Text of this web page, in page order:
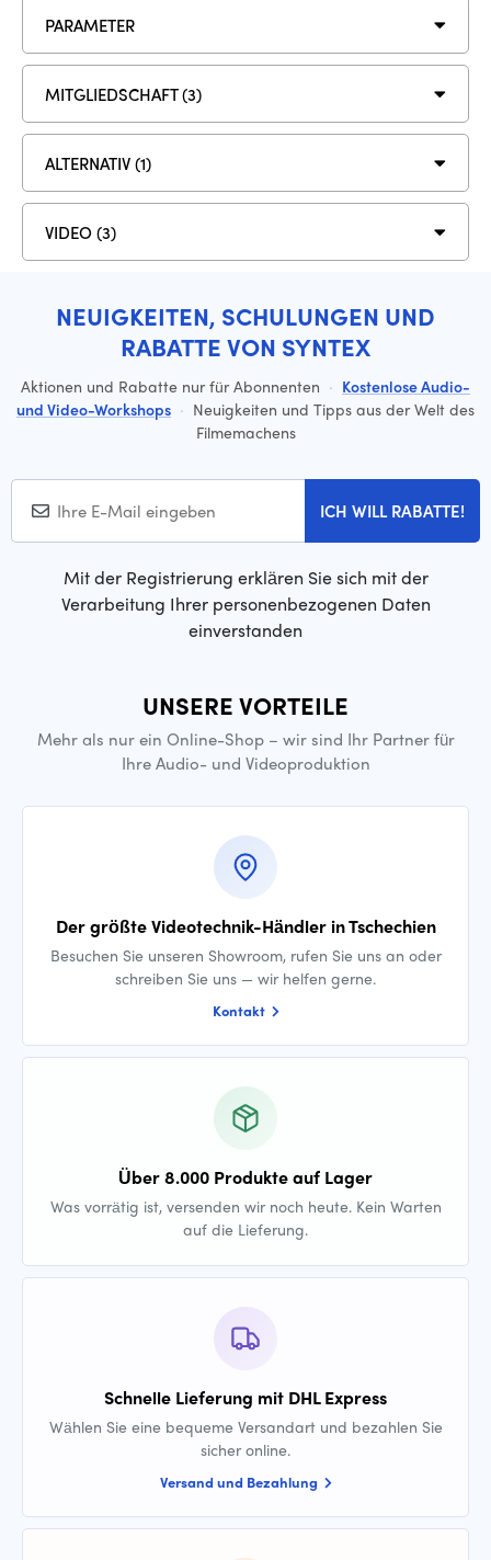
PARAMETER
MITGLIEDSCHAFT (3)
ALTERNATIV (1)
VIDEO (3)
NEUIGKEITEN, SCHULUNGEN UND
RABATTE VON SYNTEX
Aktionen und Rabatte nur für Abonnenten · Kostenlose Audio-
und Video-Workshops · Neuigkeiten und Tipps aus der Welt des
Filmemachens
ICH WILL RABATTE!
Mit der Registrierung erklären Sie sich mit der
Verarbeitung Ihrer personenbezogenen Daten
einverstanden
UNSERE VORTEILE
Mehr als nur ein Online-Shop – wir sind Ihr Partner für
Ihre Audio- und Videoproduktion
Der größte Videotechnik-Händler in Tschechien
Besuchen Sie unseren Showroom, rufen Sie uns an oder
schreiben Sie uns — wir helfen gerne.
Kontakt
Über 8.000 Produkte auf Lager
Was vorrätig ist, versenden wir noch heute. Kein Warten
auf die Lieferung.
Schnelle Lieferung mit DHL Express
Wählen Sie eine bequeme Versandart und bezahlen Sie
sicher online.
Versand und Bezahlung